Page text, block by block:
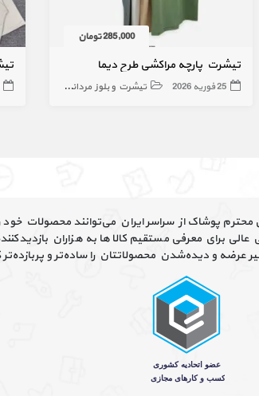
285,000 تومان
تیشرت پارچه مراکشی طرح دیما
25 فوریه 2026 تیشرت و بلوز مردانه
محترم پوشاک از سراسر ایران می‌توانند محصولات خود
برای معرفی مستقیم کالاها به هزاران
عرضه و دیده‌شدن محصولاتتان را ساده‌تر و پربازده‌تر